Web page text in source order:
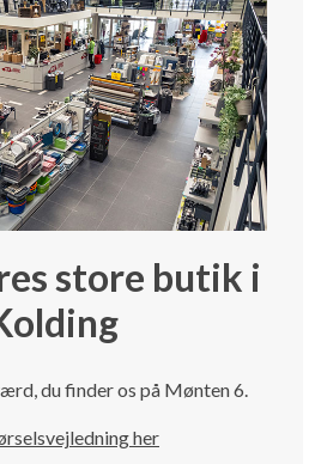
store butik i
du finder os på Mønten 6.
her